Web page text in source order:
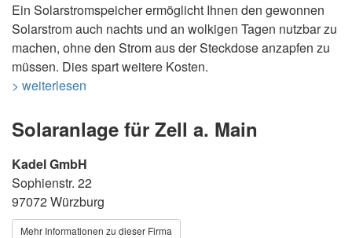
Ein Solarstromspeicher ermöglicht Ihnen den gewonnen
Solarstrom auch nachts und an wolkigen Tagen nutzbar zu
machen, ohne den Strom aus der Steckdose anzapfen zu
müssen. Dies spart weitere Kosten.
> weiterlesen
Solaranlage für Zell a. Main
Kadel GmbH
Sophienstr. 22
97072 Würzburg
Mehr Informationen zu dieser Firma